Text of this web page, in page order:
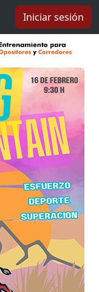
Iniciar sesión